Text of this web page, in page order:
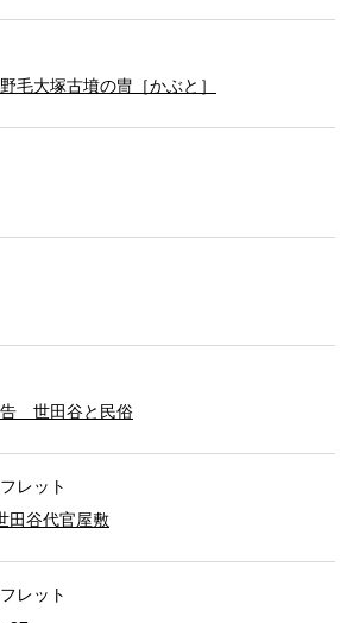
大塚古墳の冑［かぶと］
告 世田谷と民俗
レット
田谷代官屋敷
レット